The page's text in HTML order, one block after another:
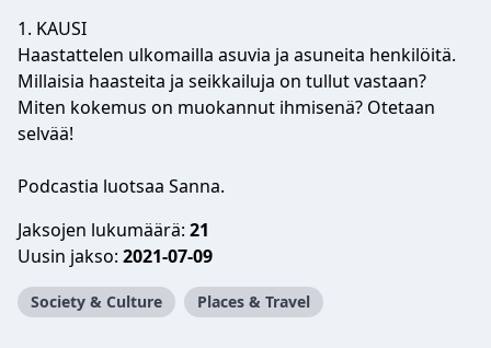
1. KAUSI
Haastattelen ulkomailla asuvia ja asuneita henkilöitä.
Millaisia haasteita ja seikkailuja on tullut vastaan?
Miten kokemus on muokannut ihmisenä? Otetaan
selvää!
Podcastia luotsaa Sanna.
Jaksojen lukumäärä: 21
Uusin jakso: 2021-07-09
Society & Culture Places & Travel